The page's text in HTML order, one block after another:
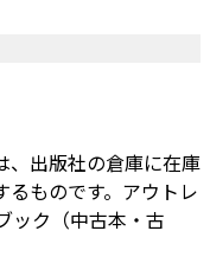
出版社の倉庫に在庫
るものです。アウトレ
ック（中古本・古